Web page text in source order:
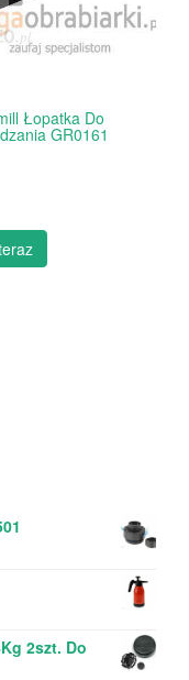
Łopatka Do
GR0161
2szt. Do